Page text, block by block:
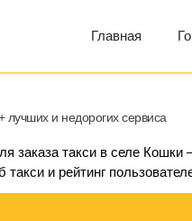
Главная
лучших и недорогих сервиса
заказа такси в селе
и рейтинг